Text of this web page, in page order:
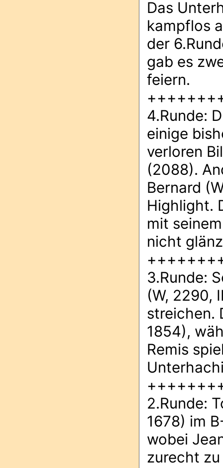
Das
kampflos
der
gab es
feiern.
4.Runde:
einige
verloren
(2088).
Bernard
Highlight.
mit
nicht
3.Runde:
(W, 2290,
streichen.
1854),
Remis
2.Runde:
1678) im
wobei
zurecht